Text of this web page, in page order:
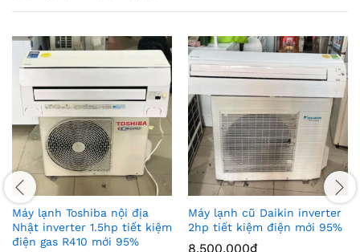
Máy lạnh Toshiba nội địa
Nhật inverter 1.5hp tiết kiệm
điện gas R410 mới 95%
Máy lạnh cũ Daikin inverter
2hp tiết kiệm điện mới 95%
8,500,000₫